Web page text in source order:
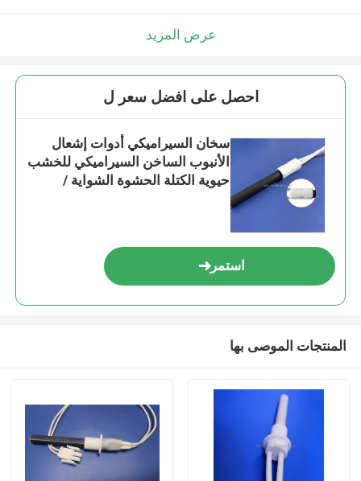
عرض المزيد
احصل على افضل سعر ل
سخان السيراميكي أدوات إشعال
الأنبوب الساخن السيراميكي للخشب
حيوية الكتلة الحشوة الشواية /
استمر
المنتجات الموصى بها